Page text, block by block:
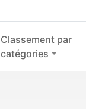
Classement par
catégories